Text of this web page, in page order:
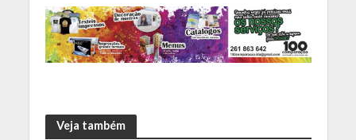
Veja também